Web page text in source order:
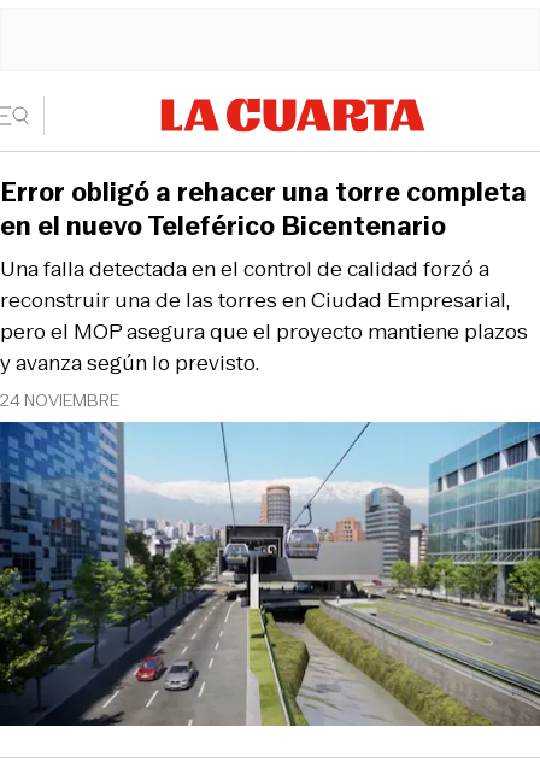
24 NOVIEMBRE
Una falla detectada en el control de calidad forzó a
reconstruir una de las torres en Ciudad Empresarial,
pero el MOP asegura que el proyecto mantiene plazos
y avanza según lo previsto.
Error obligó a rehacer una torre completa
en el nuevo Teleférico Bicentenario